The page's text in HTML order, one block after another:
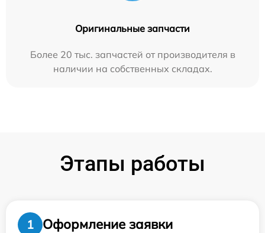
Оригинальные запчасти
Более 20 тыс. запчастей от производителя в
наличии на собственных складах.
Этапы работы
1
Оформление заявки